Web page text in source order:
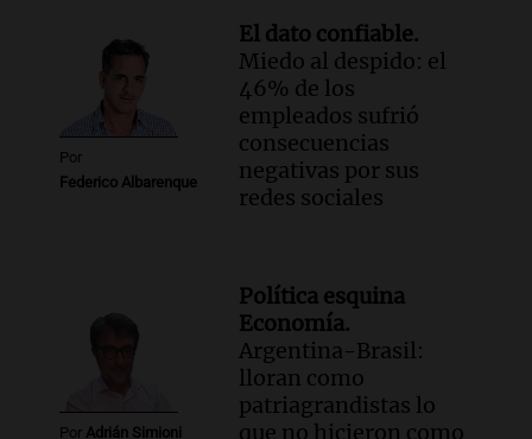
Por
Federico Albarenque
El dato confiable.
Miedo al despido: el
46% de los
empleados sufrió
consecuencias
negativas por sus
redes sociales
Por Adrián Simioni
Política esquina
Economía.
Argentina-Brasil:
lloran como
patriagrandistas lo
que no hicieron como